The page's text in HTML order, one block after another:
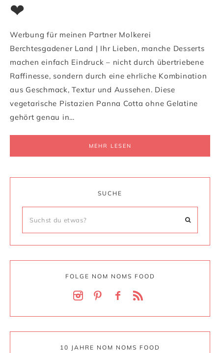
❤
Werbung für meinen Partner Molkerei
Berchtesgadener Land | Ihr Lieben, manche Desserts
machen einfach Eindruck – nicht durch übertriebene
Raffinesse, sondern durch eine ehrliche Kombination
aus Geschmack, Textur und Aussehen. Diese
vegetarische Pistazien Panna Cotta ohne Gelatine
gehört genau in…
MEHR LESEN
SUCHE
FOLGE NOM NOMS FOOD
10 JAHRE NOM NOMS FOOD